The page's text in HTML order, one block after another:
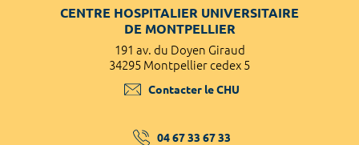
CENTRE HOSPITALIER UNIVERSITAIRE
DE MONTPELLIER
191 av. du Doyen Giraud
34295 Montpellier cedex 5
Contacter le CHU
04 67 33 67 33